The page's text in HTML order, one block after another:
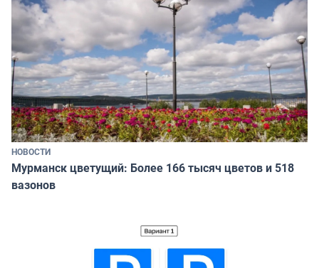
НОВОСТИ
Мурманск цветущий: Более 166 тысяч цветов и 518
вазонов